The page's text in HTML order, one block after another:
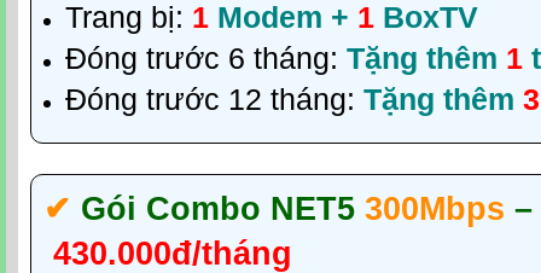
Trang bị: 1 Modem + 1 BoxTV
Đóng trước 6 tháng: Tặng thêm 1
Đóng trước 12 tháng: Tặng thêm 3
✔‎ Gói Combo NET5 300Mbps –
430.000đ/tháng